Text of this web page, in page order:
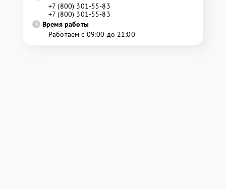
+7 (800) 301-55-83
+7 (800) 301-55-83
Время работы
Работаем с 09:00 до 21:00